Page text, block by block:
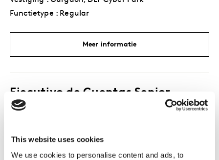
This website uses cookies
We use cookies to personalise content and ads, to
Functietype : Regular
Meer informatie
Ejecutivo de Cuentas Senior
Vestiging : Lima, Paseo de La Republica
Meer informatie